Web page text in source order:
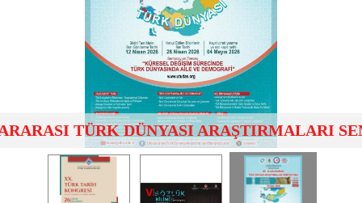
TÜRK DÜNYASI ARAŞTIRMALARI